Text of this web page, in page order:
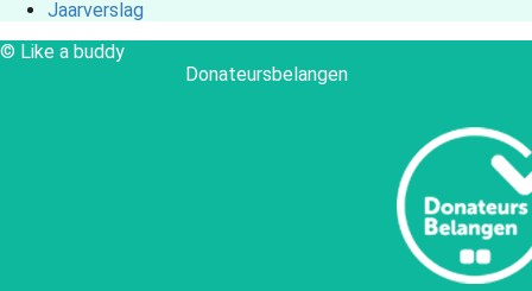
Jaarverslag
© Like a buddy
Donateursbelangen